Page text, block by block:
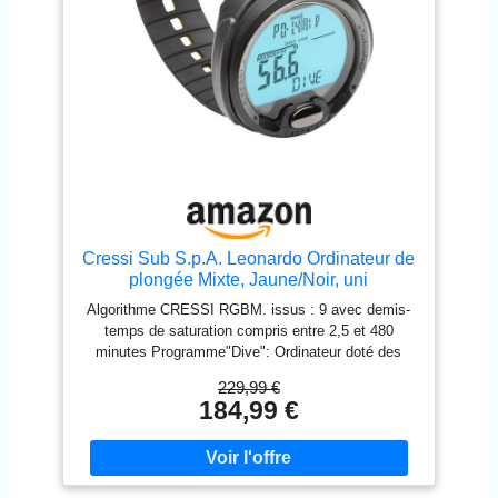
Cressi Sub S.p.A. Leonardo Ordinateur de
plongée Mixte, Jaune/Noir, uni
Algorithme CRESSI RGBM. issus : 9 avec demis-
temps de saturation compris entre 2,5 et 480
minutes Programme"Dive": Ordinateur doté des
plongée au Nitrox après celle effectuée à l'air
Algorithme CRESSI RGBM. issus : 9 avec demis-
temps de saturation compris entre 2,5 et 480
minutes Programme"Dive": Ordinateur doté des
données de plongée Programme"Dive": Ordinateur
229,99 €
184,99 €